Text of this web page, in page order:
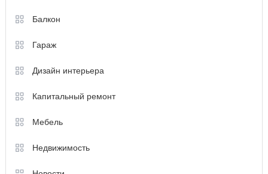
Балкон
Гараж
Дизайн интерьера
Капитальный ремонт
Мебель
Недвижимость